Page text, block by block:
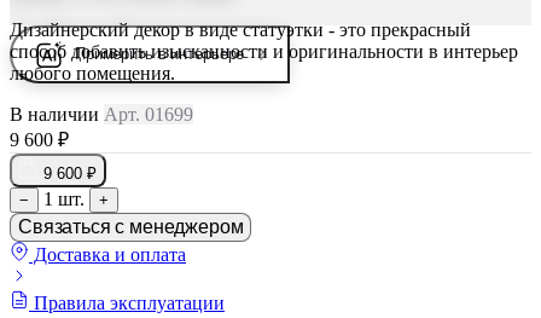
Примерить в интерьере
Дизайнерский декор в виде статуэтки - это прекрасный
способ добавить изысканности и оригинальности в интерьер
любого помещения.
В наличии Арт. 01699
9 600 ₽
9 600 ₽
−
1 шт. +
Связаться с менеджером
Доставка и оплата
Правила эксплуатации